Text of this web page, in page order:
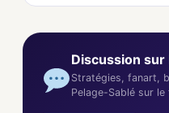
Discussion sur
Stratégies, fanart,
Pelage-Sablé sur le